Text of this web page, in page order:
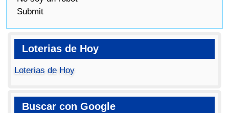
Submit
Loterias de Hoy
Loterias de Hoy
Buscar con Google